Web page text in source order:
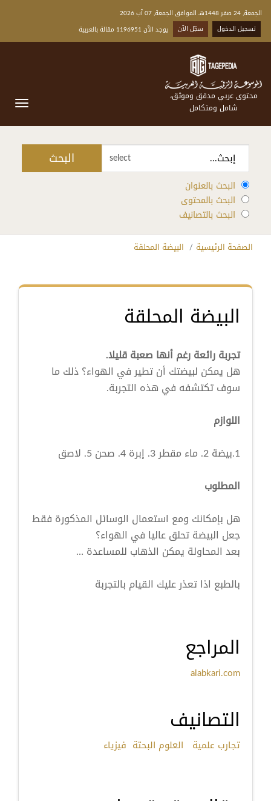
الجمعة, 24 صفر 1448هـ الموافق الجمعة, 07 آب 2026
تسجيل الدخول
سجّل الآن يوجد الآن 1196951 مقالة بالعربية
محتوى عربي مدقق وموثق،
شامل ومتكامل
select البحث
البحث بالعنوان
البحث بالمحتوى
البحث بالتصانيف
الصفحة الرئيسية البيضة المحلقة
البيضة المحلقة
تجربة رائعة رغم أنها صعبة قليلا.
هل يمكن لبيضتك أن تطير في الهواء؟ ذلك ما
سوف تكتشفه في هذه التجربة.
اللوازم
1.بيضة 2. ماء مقطر 3. إبرة 4. صحن 5. لاصق
المطلوب
هل بإمكانك ومع استعمال الوسائل المذكورة فقط
جعل البيضة تحلق عاليا في الهواء؟
بعد المحاولة يمكن الذهاب للمساعدة …
بالطبع اذا تعذر عليك القيام بالتجربة
المراجع
alabkari.com
التصانيف
تجارب علمية العلوم البحتة فيزياء